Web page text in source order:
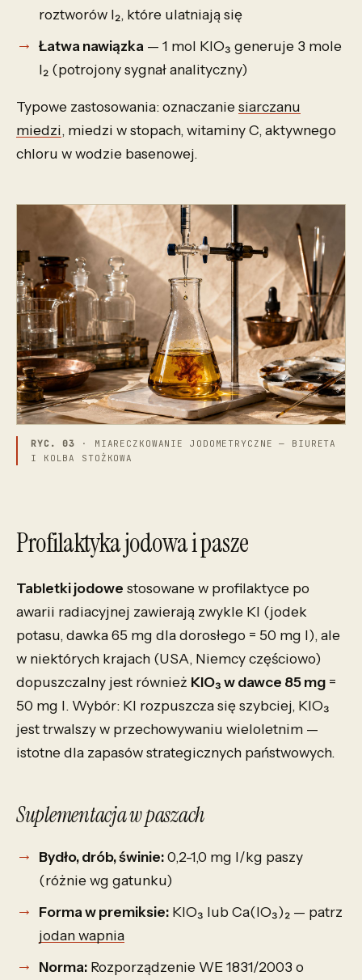
roztworów I₂, które ulatniają się
Łatwa nawiązka — 1 mol KIO₃ generuje 3 mole
I₂ (potrojony sygnał analityczny)
Typowe zastosowania: oznaczaniesiarczanu
miedzi, miedzi w stopach, witaminy C, aktywnego
chloru w wodzie basenowej.
RYC. 03 · MIARECZKOWANIE JODOMETRYCZNE — BIURETA
I KOLBA STOŻKOWA
Profilaktyka jodowa i pasze
Tabletki jodowe stosowane w profilaktyce po
awarii radiacyjnej zawierają zwykle KI (jodek
potasu, dawka 65 mg dla dorosłego = 50 mg I), ale
w niektórych krajach (USA, Niemcy częściowo)
dopuszczalny jest również KIO₃ w dawce 85 mg =
50 mg I. Wybór: KI rozpuszcza się szybciej, KIO₃
jest trwalszy w przechowywaniu wieloletnim —
istotne dla zapasów strategicznych państwowych.
Suplementacja w paszach
Bydło, drób, świnie:0,2-1,0 mg I/kg paszy
(różnie wg gatunku)
Forma w premiksie: KIO₃ lub Ca(IO₃)₂ — patrz
jodan wapnia
Norma: Rozporządzenie WE 1831/2003 o